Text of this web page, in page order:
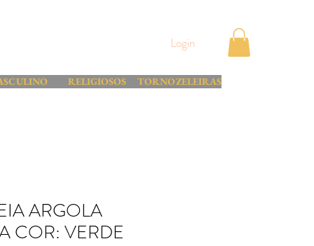
Login
RELIGIOSOS TORNOZELEIRAS
ARGOLA
COR: VERDE